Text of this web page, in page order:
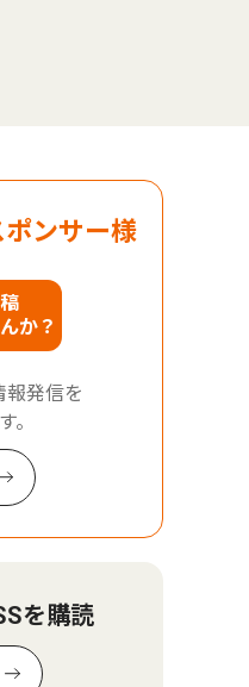
ンサー様
か？
報発信を
。
を購読